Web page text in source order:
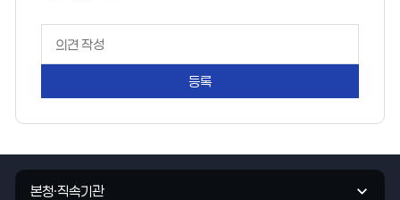
평
가
입
관
본청·직속기관